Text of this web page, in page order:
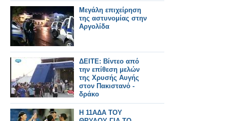
Μεγάλη επιχείρηση
της αστυνομίας στην
Αργολίδα
ΔΕΙΤΕ: Βίντεο από
την επίθεση μελών
της Χρυσής Αυγής
στον Πακιστανό -
δράκο
Η 11ΑΔΑ ΤΟΥ